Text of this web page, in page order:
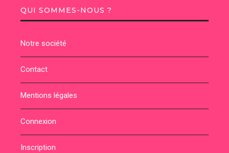
QUI SOMMES-NOUS ?
Notre société
Contact
Mentions légales
Connexion
Inscription